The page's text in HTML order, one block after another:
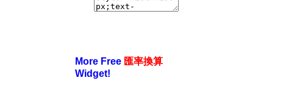
More Free 匯率換算
Widget!